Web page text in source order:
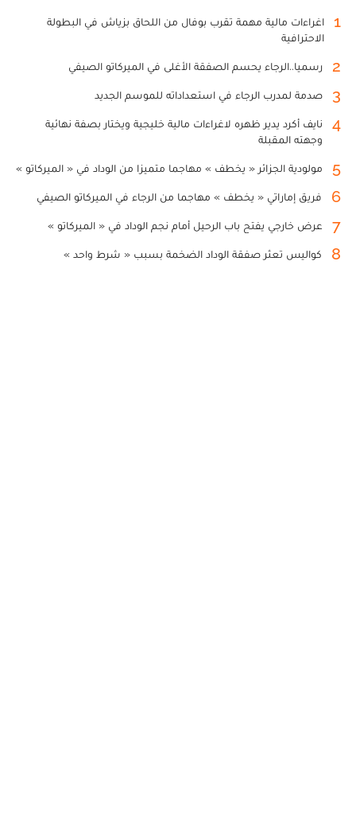
1
اغراءات مالية مهمة تقرب بوفال من اللحاق بزياش في البطولة
الاحترافية
2 رسميا..الرجاء يحسم الصفقة الأغلى في الميركاتو الصيفي
3 صدمة لمدرب الرجاء في استعداداته للموسم الجديد
4
نايف أكرد يدير ظهره لاغراءات مالية خليجية ويختار بصفة نهائية
وجهته المقبلة
5 مولودية الجزائر « يخطف » مهاجما متميزا من الوداد في « الميركاتو »
6 فريق إماراتي « يخطف » مهاجما من الرجاء في الميركاتو الصيفي
7 عرض خارجي يفتح باب الرحيل أمام نجم الوداد في « الميركاتو »
8 كواليس تعثر صفقة الوداد الضخمة بسبب « شرط واحد »